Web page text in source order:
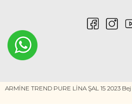
0546 212 04 88
ARMİNE TREND PURE LİNA ŞAL 15 2023 Bej